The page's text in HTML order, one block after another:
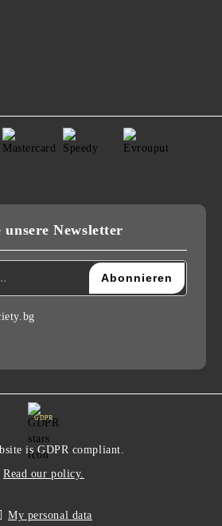
unsere Newsletter
GDPR
is GDPR compliant.
Read our policy.
My personal data